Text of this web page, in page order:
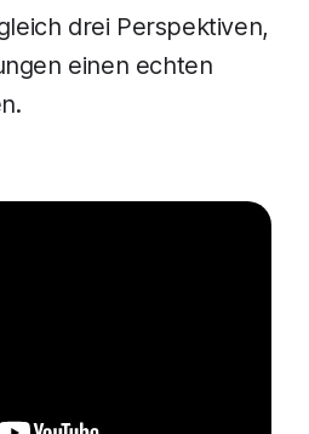
drei Perspektiven,
einen echten